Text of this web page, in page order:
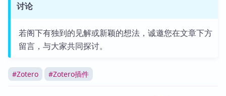
讨论
若阁下有独到的见解或新颖的想法，诚邀您在文章下方
留言，与大家共同探讨。
#Zotero #Zotero插件